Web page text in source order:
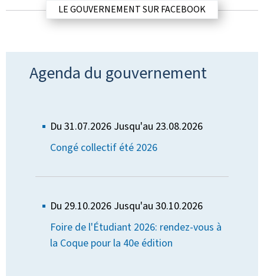
LE GOUVERNEMENT SUR FACEBOOK
Agenda du gouvernement
Du 31.07.2026 Jusqu'au 23.08.2026
Congé collectif été 2026
Du 29.10.2026 Jusqu'au 30.10.2026
Foire de l'Étudiant 2026: rendez-vous à
la Coque pour la 40e édition